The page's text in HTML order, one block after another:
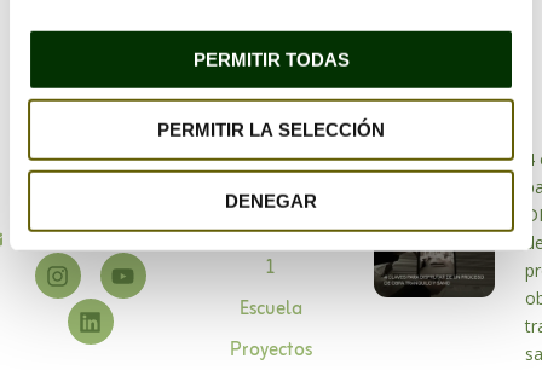
PERMITIR TODAS
PERMITIR LA SELECCIÓN
DENEGAR
info@habitabio.com
Bioarquitectura
Sobre mí
Asesoramiento 1 a
1
Escuela
Proyectos